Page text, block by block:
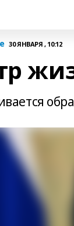
30 ЯНВАРЯ , 10:12